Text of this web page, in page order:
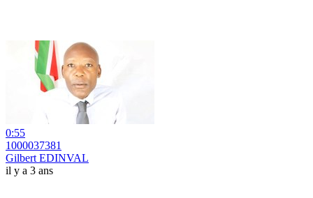
0:55
1000037381
Gilbert EDINVAL
il y a 3 ans